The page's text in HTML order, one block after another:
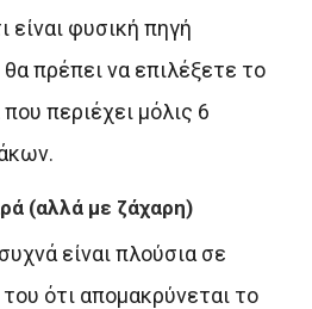
είναι φυσική πηγή
πρέπει να επιλέξετε το
περιέχει μόλις 6
(αλλά με ζάχαρη)
είναι πλούσια σε
ότι απομακρύνεται το